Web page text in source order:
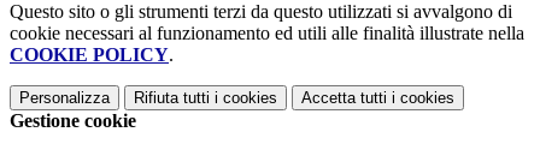
Questo sito o gli strumenti terzi da questo utilizzati si avvalgono di
cookie necessari al funzionamento ed utili alle finalità illustrate nella
COOKIE POLICY.
Personalizza Rifiuta tutti i cookies Accetta tutti i cookies
Gestione cookie